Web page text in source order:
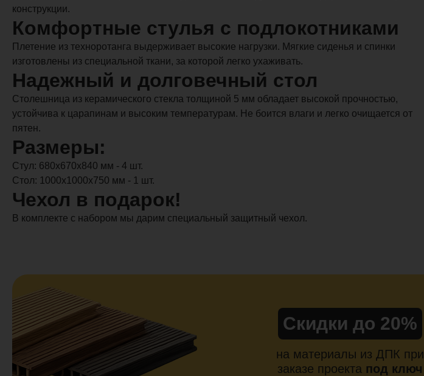
конструкции.
Комфортные стулья с подлокотниками
Плетение из техноротанга выдерживает высокие нагрузки. Мягкие сиденья и спинки
изготовлены из специальной ткани, за которой легко ухаживать.
Надежный и долговечный стол
Столешница из керамического стекла толщиной 5 мм обладает высокой прочностью,
устойчива к царапинам и высоким температурам. Не боится влаги и легко очищается от
пятен.
Размеры:
Стул: 680x670x840 мм - 4 шт.
Стол: 1000x1000x750 мм - 1 шт.
Чехол в подарок!
В комплекте с набором мы дарим специальный защитный чехол.
Скидки до 20%
на материалы из ДПК при
заказе проекта под ключ